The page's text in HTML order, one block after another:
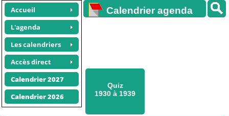
Accueil
L'agenda
Les calendriers
Accès direct
Calendrier 2027
Calendrier 2026
Calendrier agenda
Quiz
1930 à 1939